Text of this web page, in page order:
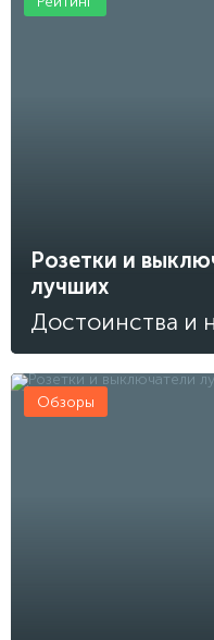
Розетки и
лучших
Достоинства и
Обзоры